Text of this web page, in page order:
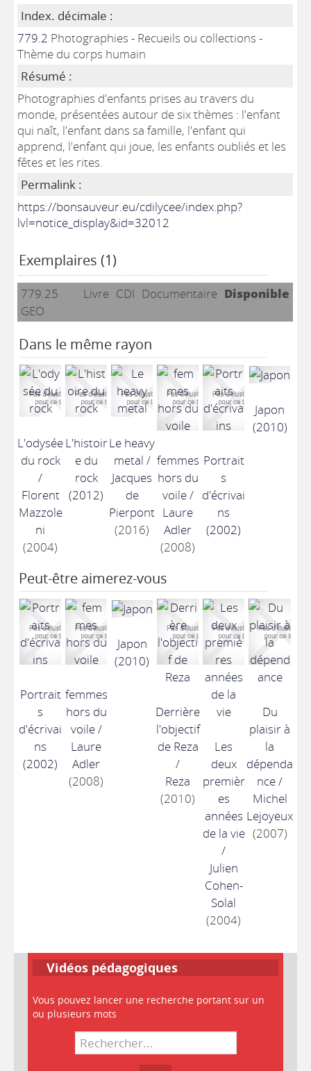
Index. décimale :
779.2 Photographies - Recueils ou collections -
Thème du corps humain
Résumé :
Photographies d'enfants prises au travers du
monde, présentées autour de six thèmes : l'enfant
qui naît, l'enfant dans sa famille, l'enfant qui
apprend, l'enfant qui joue, les enfants oubliés et les
fêtes et les rites.
Permalink :
https://bonsauveur.eu/cdilycee/index.php?
lvl=notice_display&id=32012
Exemplaires (1)
779.25
GEO
Livre CDI Documentaire Disponible
Dans le même rayon
L'odysée
du rock
/
Florent
Mazzole
ni
(2004)
L'histoir
e du
rock
(2012)
Le heavy
metal /
Jacques
de
Pierpont
(2016)
femmes
hors du
voile/
Laure
Adler
(2008)
Portrait
s
d'écrivai
ns
(2002)
Japon
(2010)
Peut-être aimerez-vous
Portrait
s
d'écrivai
ns
(2002)
femmes
hors du
voile/
Laure
Adler
(2008)
Japon
(2010)
Derrière
l'objectif
de Reza
/
Reza
(2010)
Les
deux
premièr
es
années
de la vie
/
Julien
Cohen-
Solal
(2004)
Du
plaisir à
la
dépenda
nce/
Michel
Lejoyeux
(2007)
Vidéos pédagogiques
Vous pouvez lancer une recherche portant sur un
ou plusieurs mots